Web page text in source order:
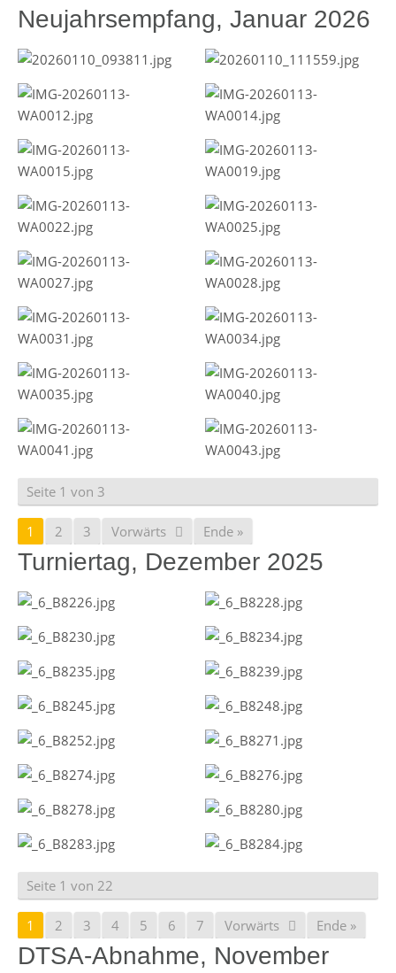
Neujahrsempfang, Januar 2026
Seite 1 von 3
1 2 3 Vorwärts Ende »
Turniertag, Dezember 2025
Seite 1 von 22
1 2 3 4 5 6 7 Vorwärts Ende »
DTSA-Abnahme, November